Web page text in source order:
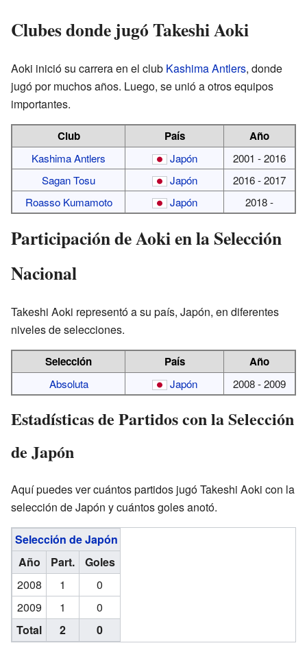
Clubes donde jugó Takeshi Aoki
Aoki inició su carrera en el club Kashima Antlers, donde
jugó por muchos años. Luego, se unió a otros equipos
importantes.
Club País Año
Kashima Antlers Japón
2001 - 2016
Sagan Tosu
Japón
2016 - 2017
Roasso Kumamoto
Japón 2018 -
Participación de Aoki en la Selección
Nacional
Takeshi Aoki representó a su país, Japón, en diferentes
niveles de selecciones.
Selección País Año
Absoluta Japón 2008 - 2009
Estadísticas de Partidos con la Selección
de Japón
Aquí puedes ver cuántos partidos jugó Takeshi Aoki con la
selección de Japón y cuántos goles anotó.
Selección de Japón
Año
Part.
Goles
2008
1
0
2009
1
0
Total
2 0